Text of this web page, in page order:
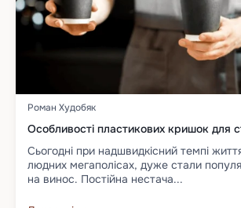
Роман Худобяк
Особливості пластикових кришок для
Сьогодні при надшвидкісний темпі
людних мегаполісах, дуже стали
на винос. Постійна нестача...